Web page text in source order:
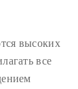
высоких
все